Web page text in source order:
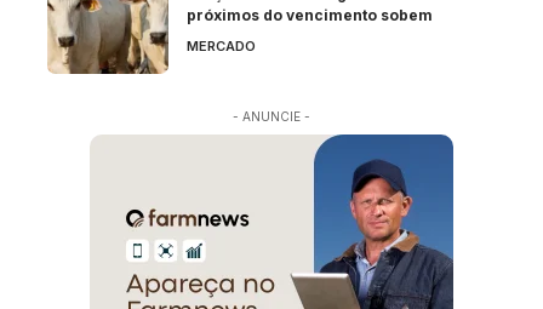
próximos do vencimento sobem
MERCADO
- ANUNCIE -